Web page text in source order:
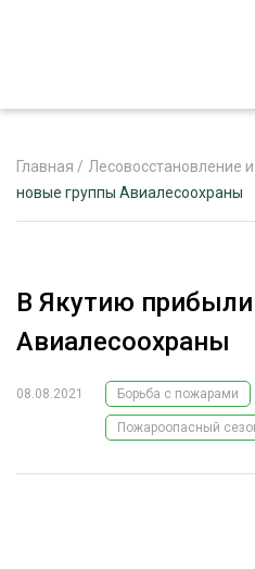
ЛЕСНОЕ ХОЗЯЙСТВО
ЛЕСОЗАГОТОВКА
Главная / Лесовосстановление
новые группы Авиалесоохраны
В Якутию
Авиалесоохраны
08.08.2021 Борьба с пожарами
Пожароопасный